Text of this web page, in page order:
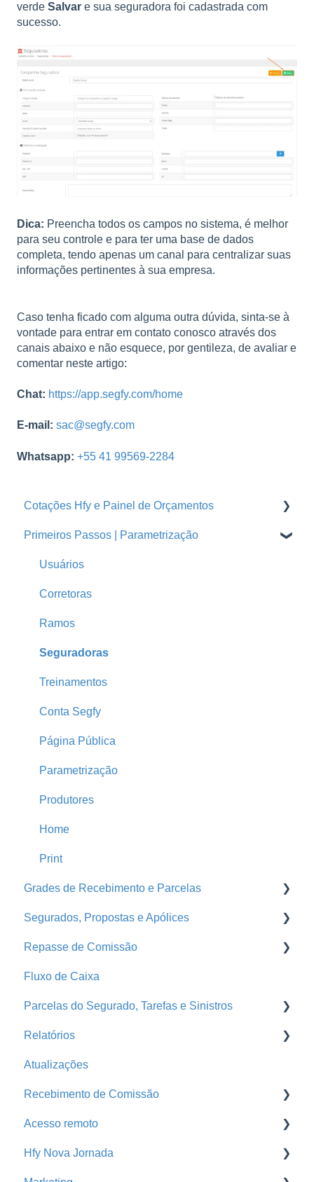
verde Salvar e sua seguradora foi cadastrada com
sucesso.
Dica: Preencha todos os campos no sistema, é melhor
para seu controle e para ter uma base de dados
completa, tendo apenas um canal para centralizar suas
informações pertinentes à sua empresa.
Caso tenha ficado com alguma outra dúvida, sinta-se à
vontade para entrar em contato conosco através dos
canais abaixo e não esquece, por gentileza, de avaliar e
comentar neste artigo:
Chat: https://app.segfy.com/home
E-mail: sac@segfy.com
Whatsapp: +55 41 99569-2284
Cotações Hfy e Painel de Orçamentos
Orçamentos
Cotações Hfy
Logins Seguradoras
Primeiros Passos | Parametrização
Usuários
Corretoras
Ramos
Seguradoras
Treinamentos
Conta Segfy
Página Pública
Parametrização
Produtores
Home
Print
Grades de Recebimento e Parcelas
Parcelas
Grades de Recebimento
Segurados, Propostas e Apólices
Endossos
Propostas e Apólices
Portal da Seguradora
Segurados
Automações
Repasse de Comissão
Grade de Pagamento - Repasse
Repasse
Faturas
Fluxo de Caixa
Parcelas do Segurado, Tarefas e Sinistros
E-mail Marketing
Tarefas
Comunicador da Corretora
Parcelas do Segurado
Sinistros
Relatórios
Produção
Pendência de Emissão
Pagamento de Comissão
Análise Financeira
Atualizações
Recebimento de Comissão
Baixa de Comissão
Portal da Seguradora
Acesso remoto
Acesso remoto
Hfy Nova Jornada